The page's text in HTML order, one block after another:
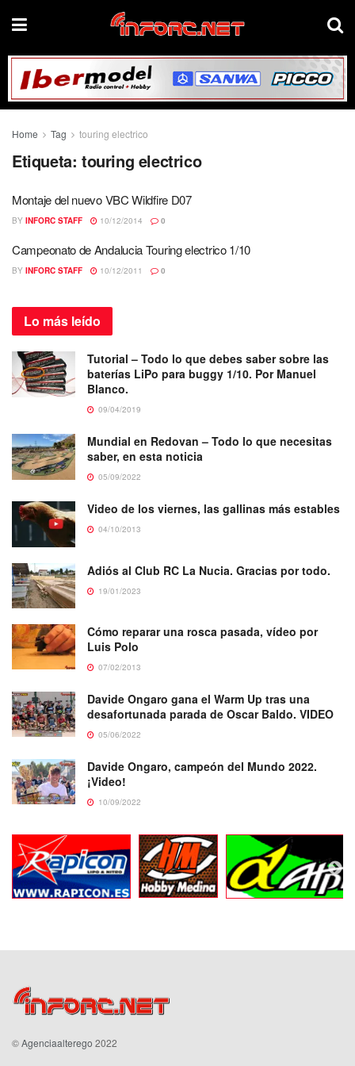
Home Tag touring electrico
Etiqueta: touring electrico
Montaje del nuevo VBC Wildfire D07
BY INFORC STAFF 10/12/2014 0
Campeonato de Andalucia Touring electrico 1/10
BY INFORC STAFF 10/12/2011 0
Lo más leído
Tutorial – Todo lo que debes saber sobre las
baterías LiPo para buggy 1/10. Por Manuel
Blanco.
09/04/2019
Mundial en Redovan – Todo lo que necesitas
saber, en esta noticia
05/09/2022
Video de los viernes, las gallinas más estables
04/10/2013
Adiós al Club RC La Nucia. Gracias por todo.
19/01/2023
Cómo reparar una rosca pasada, vídeo por
Luis Polo
07/02/2013
Davide Ongaro gana el Warm Up tras una
desafortunada parada de Oscar Baldo. VIDEO
05/06/2022
Davide Ongaro, campeón del Mundo 2022.
¡Video!
10/09/2022
©Agenciaalterego 2022